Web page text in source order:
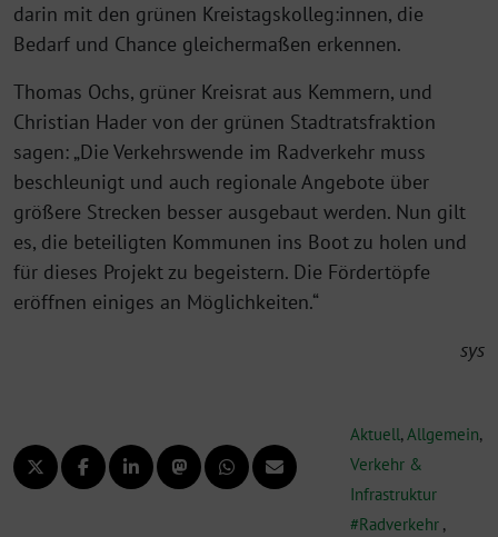
darin mit den grünen Kreistagskolleg:innen, die
Bedarf und Chance gleichermaßen erkennen.
Thomas Ochs, grüner Kreisrat aus Kemmern, und
Christian Hader von der grünen Stadtratsfraktion
sagen: „Die Verkehrswende im Radverkehr muss
beschleunigt und auch regionale Angebote über
größere Strecken besser ausgebaut werden. Nun gilt
es, die beteiligten Kommunen ins Boot zu holen und
für dieses Projekt zu begeistern. Die Fördertöpfe
eröffnen einiges an Möglichkeiten.“
sys
Aktuell,Allgemein,
Verkehr &
Infrastruktur
Radverkehr ,